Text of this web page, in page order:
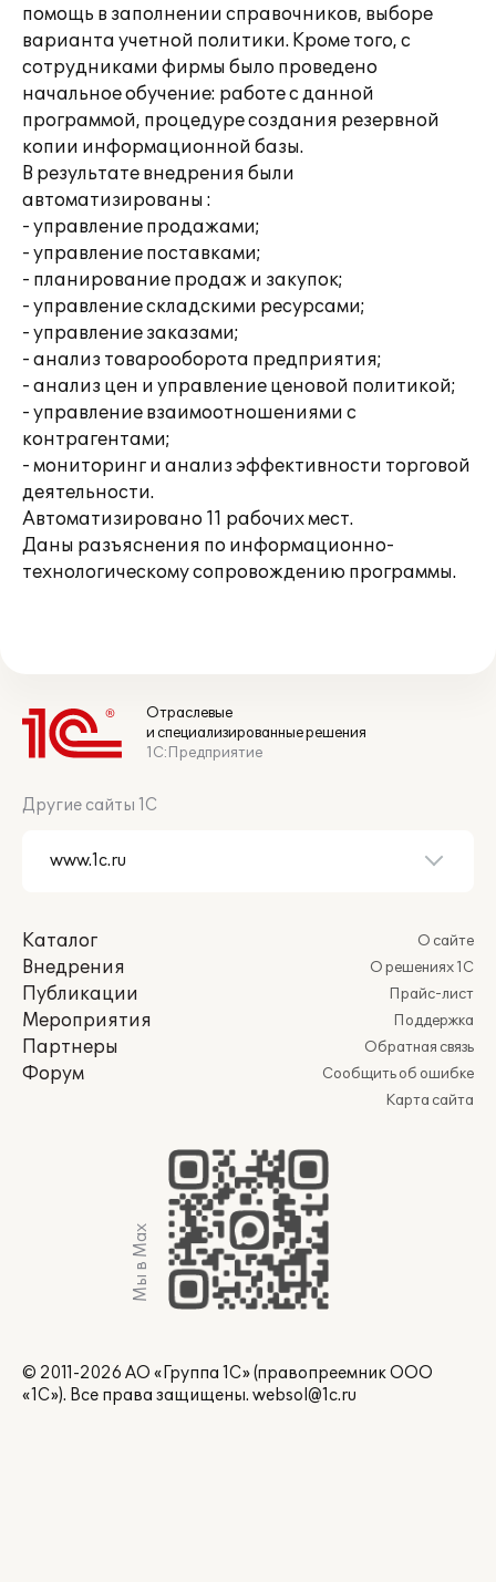
помощь в заполнении справочников, выборе
варианта учетной политики. Кроме того, с
сотрудниками фирмы было проведено
начальное обучение: работе с данной
программой, процедуре создания резервной
копии информационной базы.
В результате внедрения были
автоматизированы :
- управление продажами;
- управление поставками;
- планирование продаж и закупок;
- управление складскими ресурсами;
- управление заказами;
- анализ товарооборота предприятия;
- анализ цен и управление ценовой политикой;
- управление взаимоотношениями с
контрагентами;
- мониторинг и анализ эффективности торговой
деятельности.
Автоматизировано 11 рабочих мест.
Даны разъяснения по информационно-
технологическому сопровождению программы.
Отраслевые
и специализированные решения
1С:Предприятие
Другие сайты 1С
Каталог
Внедрения
Публикации
Мероприятия
Партнеры
Форум
О сайте
О решениях 1С
Прайс-лист
Поддержка
Обратная связь
Сообщить об ошибке
Карта сайта
Мы в Max
© 2011-2026 АО «Группа 1С» (правопреемник ООО
«1С»). Все права защищены. websol@1c.ru